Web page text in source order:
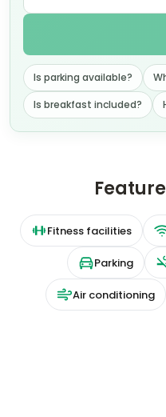
Is parking available?
Is breakfast included?
Fitness facilities
Parking
Air conditioning